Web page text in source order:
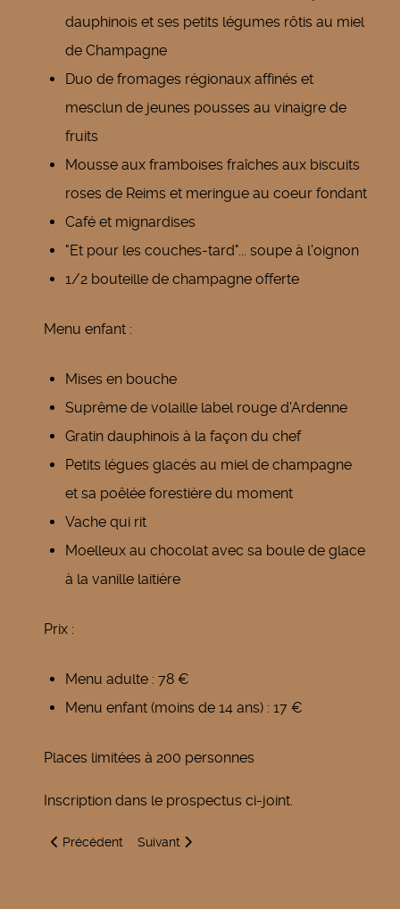
dauphinois et ses petits légumes rôtis au miel
de Champagne
Duo de fromages régionaux affinés et
mesclun de jeunes pousses au vinaigre de
fruits
Mousse aux framboises fraîches aux biscuits
roses de Reims et meringue au coeur fondant
Café et mignardises
"Et pour les couches-tard"... soupe à l'oignon
1/2 bouteille de champagne offerte
Menu enfant :
Mises en bouche
Suprême de volaille label rouge d'Ardenne
Gratin dauphinois à la façon du chef
Petits légues glacés au miel de champagne
et sa poêlée forestière du moment
Vache qui rit
Moelleux au chocolat avec sa boule de glace
à la vanille laitière
Prix :
Menu adulte : 78 €
Menu enfant (moins de 14 ans) : 17 €
Places limitées à 200 personnes
Inscription dans le prospectus ci-joint.
Article précédent : Père Noël
Précédent Article suivant : Soirée Beaujolais
Suivant